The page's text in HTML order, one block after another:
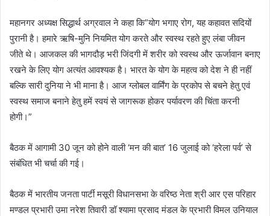
महानगर अध्यक्ष सिद्धार्थ अग्रवाल ने कहा कि”योग भगाए रोग, यह कहावत सदियों
पुरानी है। हमारे ऋषि-मुनि नियमित योग करते और स्वस्थ रहते हुए लंबा जीवन
जीते थे। आजकल की भागदौड़ भरी जिंदगी में शरीर को स्वस्थ और ऊर्जावान बनाए
रखने के लिए योग अत्यंत आवश्यक है। भारत के योग के महत्व को देश ने ही नहीं
बल्कि सारी दुनिया ने भी माना है। आज ग्लोबल वार्मिंग के प्रकोप से बचने हेतु एवं
स्वस्थ समाज बनाने हेतु हमें स्वयं से जागरूक होकर पर्यावरण की चिंता करनी
होगी।”
बैठक में आगामी 30 जून को होने वाली ‘मन की बात’ 16 जुलाई को ‘हरेला पर्व’ से
संबंधित भी चर्चा की गई।
बैठक में भारतीय जनता पार्टी मसूरी विधानसभा के वरिष्ठ नेता श्री आर एस परिहार
मण्डल प्रभारी उमा नरेश तिवारी डॉ श्यामा प्रसाद मंडल के प्रभारी विमल उनियाल